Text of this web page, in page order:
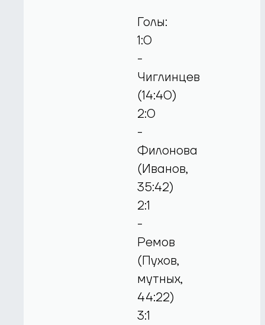
Голы:
1:0
-
Чиглинцев
(14:40)
2:0
-
Филонова
(Иванов,
35:42)
2:1
-
Ремов
(Пухов,
мутных,
44:22)
3:1